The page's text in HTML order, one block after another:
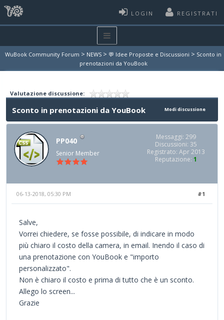
LOGIN REGISTRATI
WuBook Community Forum > NEWS > 💬 Idee Proposte e Discussioni > Sconto in
prenotazioni da YouBook
Valutazione discussione:
Modi discussione
Sconto in prenotazioni da YouBook
PP040
Senior Member
Messaggi: 299
Discussioni: 35
Registrato: Apr 2013
Reputazione: 1
#1
06-13-2018, 05:30 PM
Salve,
Vorrei chiedere, se fosse possibile, di indicare in modo
più chiaro il costo della camera, in email. Inendo il caso di
una prenotazione con YouBook e "importo
personalizzato".
Non è chiaro il costo e prima di tutto che è un sconto.
Allego lo screen...
Grazie